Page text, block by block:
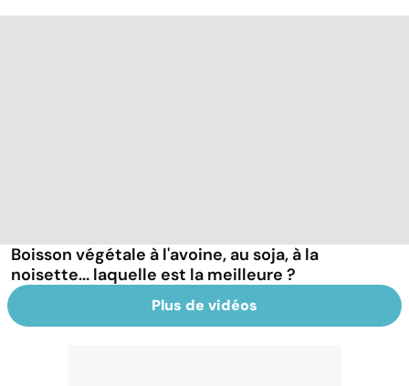
Boisson végétale à l'avoine, au soja, à la
noisette... laquelle est la meilleure ?
Plus de vidéos